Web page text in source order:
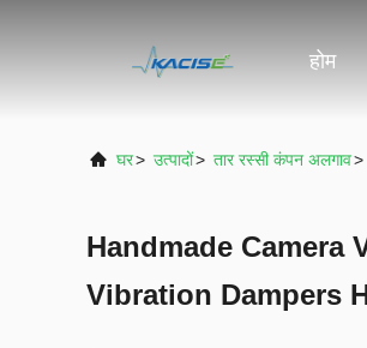
होम
घर> उत्पादों> तार रस्सी कंपन अलगाव>
Handmade Camera
Vibration Dampers